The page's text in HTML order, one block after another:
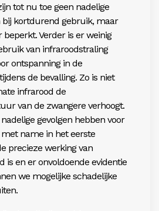
tot nu toe geen nadelige
bij kortdurend gebruik, maar
beperkt. Verder is er weinig
van infraroodstraling
ontspanning in de
de bevalling. Zo is niet
infrarood de
van de zwangere verhoogt.
gevolgen hebben voor
name in het eerste
precieze werking van
is en er onvoldoende evidentie
we mogelijke schadelijke